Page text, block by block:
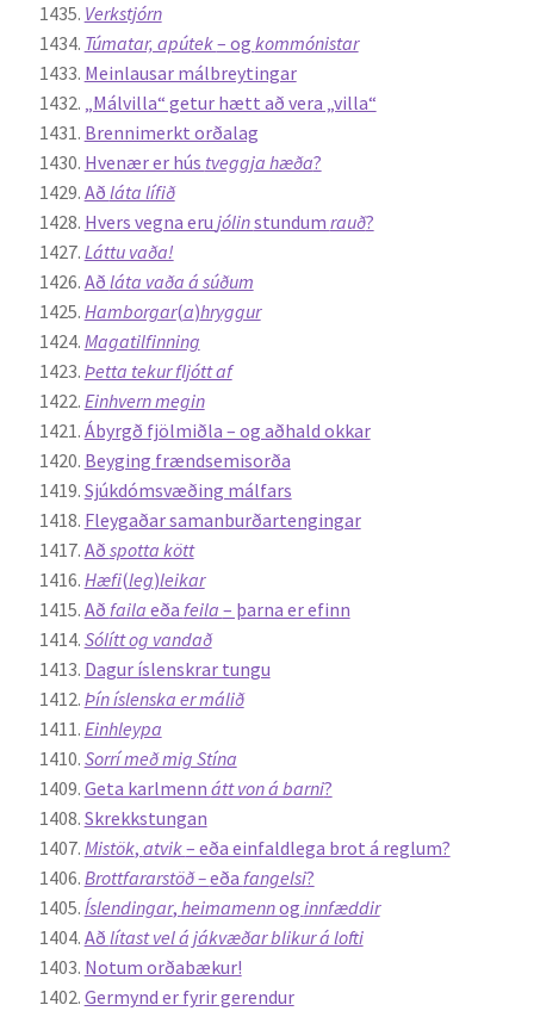
Verkstjórn
Túmatar, apútek– og kommónistar
Meinlausar málbreytingar
„Málvilla“ getur hætt að vera „villa“
Brennimerkt orðalag
Hvenær er hús tveggja hæða?
Að láta lífið
Hvers vegna eru jólinstundum rauð?
Láttu vaða!
Að láta vaða á súðum
Hamborgar(a)hryggur
Magatilfinning
Þetta tekur fljótt af
Einhvern megin
Ábyrgð fjölmiðla – og aðhald okkar
Beyging frændsemisorða
Sjúkdómsvæðing málfars
Fleygaðar samanburðartengingar
Að spotta kött
Hæfi(leg)leikar
Að faila eða feila – þarna er efinn
Sólítt og vandað
Dagur íslenskrar tungu
Þín íslenska er málið
Einhleypa
Sorrí með mig Stína
Geta karlmenn átt von á barni?
Skrekkstungan
Mistök, atvik– eða einfaldlega brot á reglum?
Brottfararstöð –eða fangelsi?
Íslendingar, heimamennog innfæddir
Að lítast vel á jákvæðar blikur á lofti
Notum orðabækur!
Germynd er fyrir gerendur